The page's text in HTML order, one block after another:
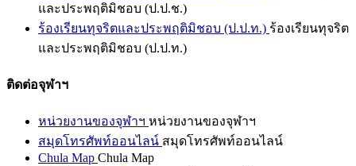
และประพฤติมิชอบ (ป.ป.ช.)
ร้องเรียนทุจริตและประพฤติมิชอบ (ป.ป.ท.) ร้องเรียนทุจริต
และประพฤติมิชอบ (ป.ป.ท.)
ติดต่อจุฬาฯ
หน่วยงานของจุฬาฯ หน่วยงานของจุฬาฯ
สมุดโทรศัพท์ออนไลน์ สมุดโทรศัพท์ออนไลน์
Chula Map Chula Map